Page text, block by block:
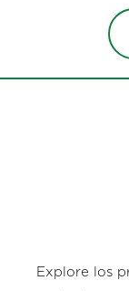
Explore los